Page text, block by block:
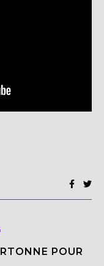
POUR